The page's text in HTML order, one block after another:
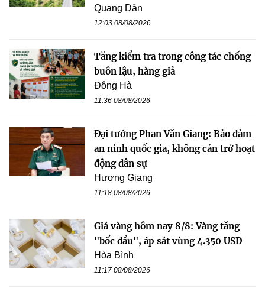
Quang Dân
12:03 08/08/2026
Tăng kiểm tra trong công tác chống
buôn lậu, hàng giả
Đông Hà
11:36 08/08/2026
Đại tướng Phan Văn Giang: Bảo đảm
an ninh quốc gia, không cản trở hoạt
động dân sự
Hương Giang
11:18 08/08/2026
Giá vàng hôm nay 8/8: Vàng tăng
"bốc đầu", áp sát vùng 4.350 USD
Hòa Bình
11:17 08/08/2026